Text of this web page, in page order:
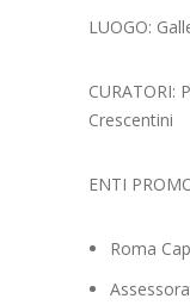
LUOGO:
CURATORI:
Crescentini
ENTI
Roma